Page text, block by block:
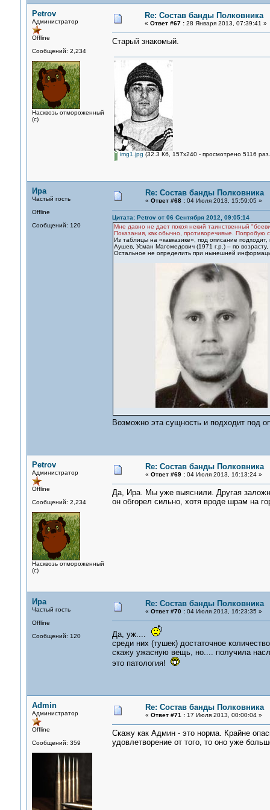
Petrov
Администратор
Offline
Сообщений: 2,234
Насквозь отмороженный
(с)
Re: Состав банды Полковника
« Ответ #67 :28 Января 2013, 07:39:41 »
Старый знакомый.
img1.jpg (32.3 Кб, 157x240 - просмотрено 5116
Ира
Частый гость
Offline
Сообщений: 120
Re: Состав банды Полковника
« Ответ #68 :04 Июля 2013, 15:59:05 »
Цитата: Petrov от 06 Сентября 2012, 09:05:14
Мне давно не дает покоя некий таинственный
Показания, как обычно, противоречивые. Попробую
Из таблицы на «кавказике», под описание
Аушев, Усман Магомедович (1971 г.р.) – по
Остальное не определить при нынешней
Возможно эта сущность и подходит под
Petrov
Администратор
Offline
Сообщений: 2,234
Насквозь отмороженный
(с)
Re: Состав банды Полковника
« Ответ #69 :04 Июля 2013, 16:13:24 »
Да, Ира. Мы уже выяснили. Другая
он обгорел сильно, хотя вроде шрам на
Ира
Частый гость
Offline
Сообщений: 120
Re: Состав банды Полковника
« Ответ #70 :04 Июля 2013, 16:23:35 »
Да, уж....
среди них (тушек) достаточное
скажу ужасную вещь, но.... получила
это патология!
Admin
Администратор
Offline
Сообщений: 359
Re: Состав банды Полковника
« Ответ #71 :17 Июля 2013, 00:00:04 »
Скажу как Админ - это норма. Крайне
удовлетворение от того, то оно уже